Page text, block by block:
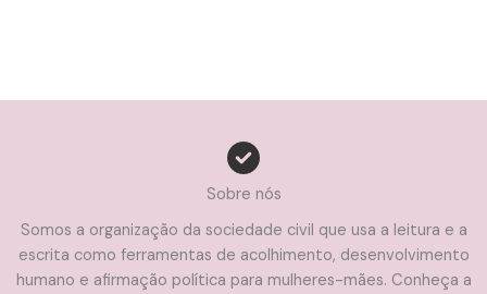
Sobre nós
Somos a organização da sociedade civil que usa a leitura e a
escrita como ferramentas de acolhimento, desenvolvimento
humano e afirmação política para mulheres-mães. Conheça a